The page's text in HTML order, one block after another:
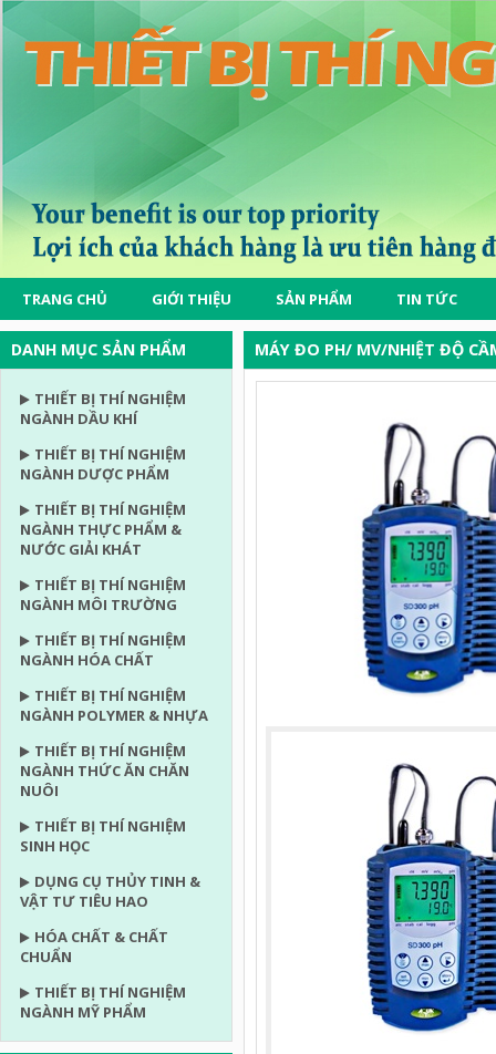
TRANG CHỦ GIỚI THIỆU SẢN PHẨM TIN TỨC
DANH MỤC SẢN PHẨM
THIẾT BỊ THÍ NGHIỆM
NGÀNH DẦU KHÍ
THIẾT BỊ THÍ NGHIỆM
NGÀNH DƯỢC PHẨM
THIẾT BỊ THÍ NGHIỆM
NGÀNH THỰC PHẨM &
NƯỚC GIẢI KHÁT
THIẾT BỊ THÍ NGHIỆM
NGÀNH MÔI TRƯỜNG
THIẾT BỊ THÍ NGHIỆM
NGÀNH HÓA CHẤT
THIẾT BỊ THÍ NGHIỆM
NGÀNH POLYMER & NHỰA
THIẾT BỊ THÍ NGHIỆM
NGÀNH THỨC ĂN CHĂN
NUÔI
THIẾT BỊ THÍ NGHIỆM
SINH HỌC
DỤNG CỤ THỦY TINH &
VẬT TƯ TIÊU HAO
HÓA CHẤT & CHẤT
CHUẨN
THIẾT BỊ THÍ NGHIỆM
NGÀNH MỸ PHẨM
MÁY ĐO PH/ MV/NHIỆT ĐỘ